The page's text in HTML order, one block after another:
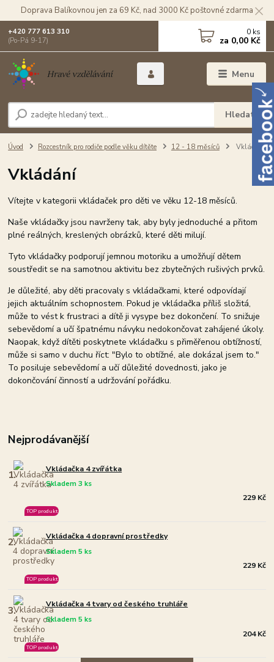
Doprava Balíkovnou jen za 69 Kč, nad 3000 Kč poštovné zdarma
Menu
Hledat
+420 777 613 310
(Po-Pá 9-17)
0 ks
za 0,00 Kč
Úvod Rozcestník pro rodiče podle věku dítěte 12 - 18 měsíců Vkládání
Vkládání
Vítejte v kategorii vkládaček pro děti ve věku 12-18 měsíců.
Naše vkládačky jsou navrženy tak, aby byly jednoduché a přitom
plné reálných, kreslených obrázků, které děti milují.
Tyto vkládačky podporují jemnou motoriku a umožňují dětem
soustředit se na samotnou aktivitu bez zbytečných rušivých prvků.
Je důležité, aby děti pracovaly s vkládačkami, které odpovídají
jejich aktuálním schopnostem. Pokud je vkládačka příliš složitá,
může to vést k frustraci a dítě ji vysype bez dokončení. To snižuje
sebevědomí a učí špatnému návyku nedokončovat zahájené úkoly.
Naopak, když dítěti poskytnete vkládačku s přiměřenou obtížností,
může si samo v duchu říct: "Bylo to obtížné, ale dokázal jsem to."
To posiluje sebevědomí a učí důležité dovednosti, jako je
dokončování činností a udržování pořádku.
Nejprodávanější
1. Vkládačka 4 zvířátka
Skladem 3 ks
TOP produkt
229 Kč
2. Vkládačka 4 dopravní prostředky
Skladem 5 ks
TOP produkt
229 Kč
3. Vkládačka 4 tvary od českého truhláře
Skladem 5 ks
TOP produkt
204 Kč